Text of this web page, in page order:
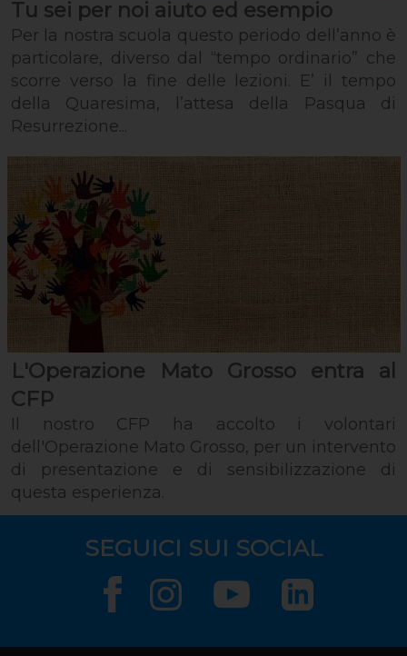
Tu sei per noi aiuto ed esempio
Per la nostra scuola questo periodo dell’anno è
particolare, diverso dal “tempo ordinario” che
scorre verso la fine delle lezioni. E’ il tempo
della Quaresima, l’attesa della Pasqua di
Resurrezione...
L'Operazione Mato Grosso entra al
CFP
Il nostro CFP ha accolto i volontari
dell'Operazione Mato Grosso, per un intervento
di presentazione e di sensibilizzazione di
questa esperienza.
SEGUICI SUI SOCIAL